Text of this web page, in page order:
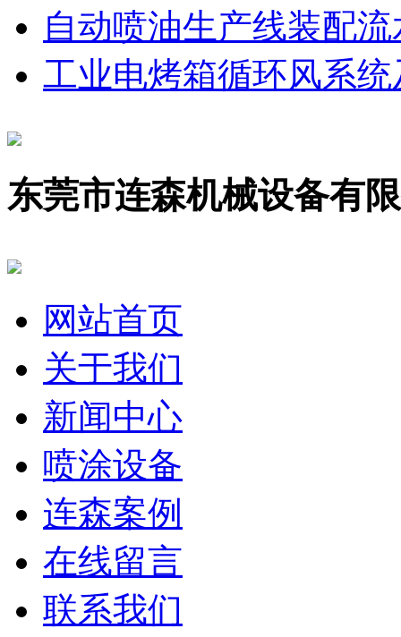
自动喷油生产线装配
工业电烤箱循环风系
东莞市连森机械设备有
网站首页
关于我们
新闻中心
喷涂设备
连森案例
在线留言
联系我们